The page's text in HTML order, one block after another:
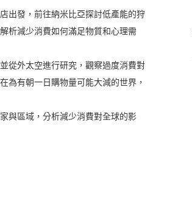
出發，前往納米比亞探討低產能的狩
析減少消費如何滿足物質和心理需
從外太空進行研究，觀察過度消費對
為有朝一日購物量可能大減的世界，
與區域，分析減少消費對全球的影